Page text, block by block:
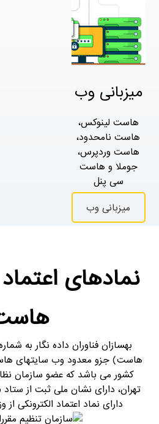
میزبانی وب
هاست لینوکس،
هاست نامحدود،
هاست وردپرس،
جوملا و هاست
سی پنل
میزبانی وب
نمادهای
هاست) جزو معدود وب سایتهای
کشور می باشد که عضو سازمان
تهران، دارای نشان ملی ثبت از
دارای نماد اعتماد الکترونکی